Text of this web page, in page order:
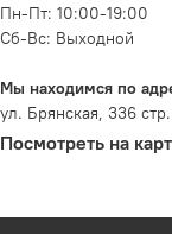
Пн-Пт: 10:00-19:00
Сб-Вс: Выходной
Мы находимся по
ул. Брянская, 336
Посмотреть на